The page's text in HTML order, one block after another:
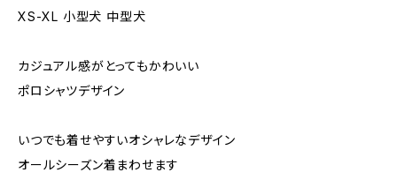
XS-XL 小型犬 中型犬
カジュアル感がとってもかわいい
ポロシャツデザイン
いつでも着せやすいオシャレなデザイン
オールシーズン着まわせます